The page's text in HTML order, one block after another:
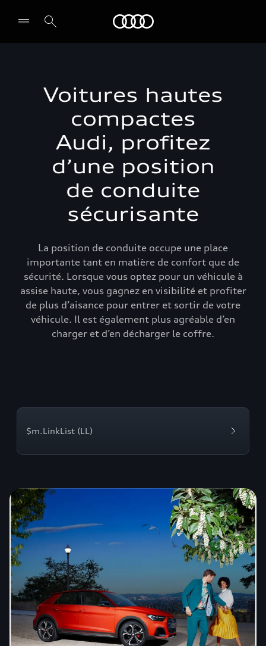
Voitures hautes
compactes
Audi, profitez
d’une position
de conduite
sécurisante
La position de conduite occupe une place
importante tant en matière de confort que de
sécurité. Lorsque vous optez pour un véhicule à
assise haute, vous gagnez en visibilité et profiter
de plus d’aisance pour entrer et sortir de votre
véhicule. Il est également plus agréable d’en
charger et d’en décharger le coffre.
$m.LinkList (LL)